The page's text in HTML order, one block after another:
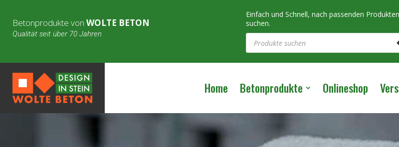
Betonprodukte von WOLTE BETON
Qualität seit über 70 Jahren
Einfach und Schnell, nach passenden Produkten
suchen.
Products
search
Home Betonprodukte Onlineshop